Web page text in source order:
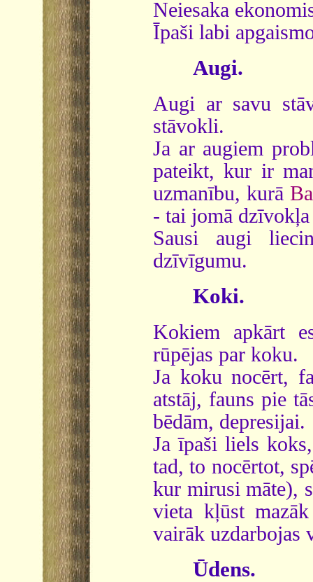
Neiesaka
Īpaši labi
Augi.
Augi ar savu
stāvokli.
Ja ar augiem
pateikt, kur ir
uzmanību, kurā
- tai jomā
Sausi augi
dzīvīgumu.
Koki.
Kokiem apkārt
rūpējas par koku.
Ja koku nocērt,
atstāj, fauns pie
bēdām, depresijai.
Ja īpaši liels
tad, to nocērtot,
kur mirusi māte),
vieta kļūst
vairāk uzdarbojas
Ūdens.